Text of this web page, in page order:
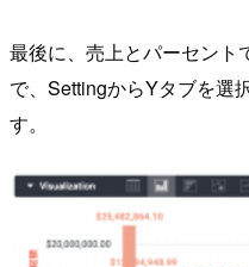
最後に、売上とパーセント
で、SettingからYタブを選
す。